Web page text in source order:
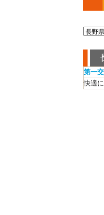
第一
快適